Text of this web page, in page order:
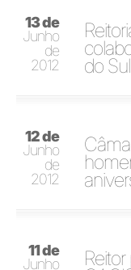
13 de
Junho
de
2012
do Sul
12 de
Junho
de
2012
11 de
Junho